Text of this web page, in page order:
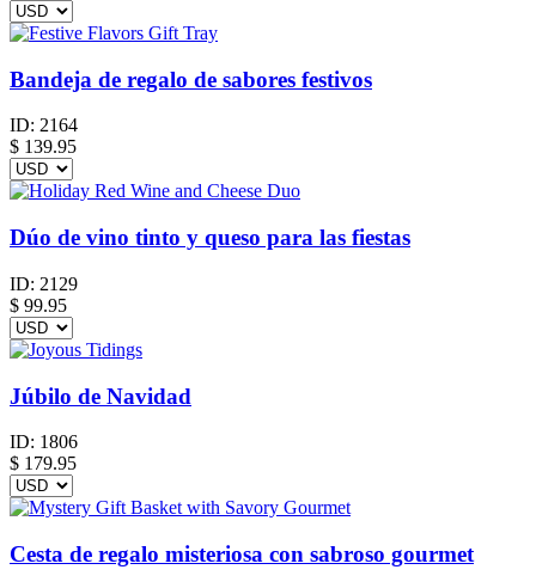
Bandeja de regalo de sabores festivos
ID: 2164
$ 139.95
Dúo de vino tinto y queso para las fiestas
ID: 2129
$ 99.95
Júbilo de Navidad
ID: 1806
$ 179.95
Cesta de regalo misteriosa con sabroso gourmet